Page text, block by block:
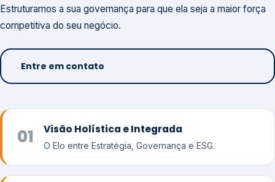
Estruturamos a sua governança para que ela seja a maior força
competitiva do seu negócio.
Entre em contato
01 Visão Holística e Integrada
O Elo entre Estratégia, Governança e ESG.